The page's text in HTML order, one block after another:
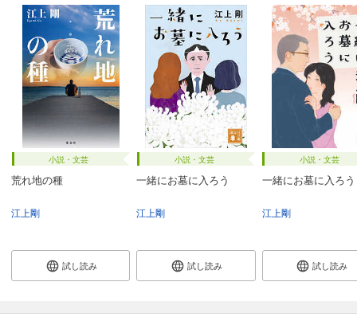
小説・文芸
荒れ地の種
江上剛
試し読み
小説・文芸
一緒にお墓に入ろう
江上剛
試し読み
小説・文芸
一緒にお墓に入ろう
江上剛
試し読み